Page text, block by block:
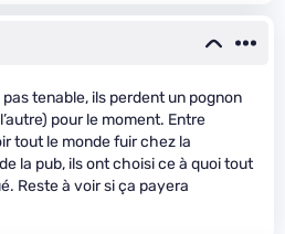
tenable, ils perdent un pognon
pour le moment. Entre
tout le monde fuir chez la
la pub, ils ont choisi ce à quoi tout
Reste à voir si ça payera